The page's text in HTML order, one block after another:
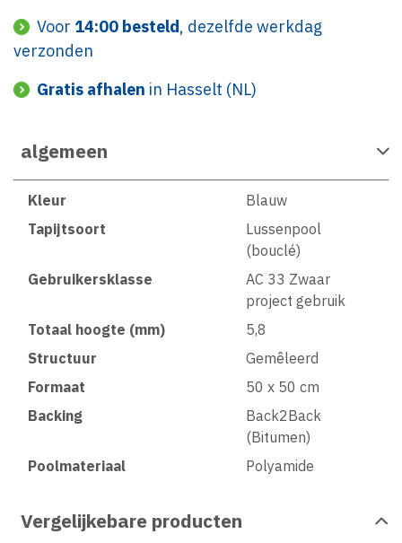
Voor 14:00 besteld, dezelfde werkdag
verzonden
Gratis afhalen in Hasselt (NL)
algemeen
Kleur
Blauw
Tapijtsoort
Lussenpool
(bouclé)
Gebruikersklasse
AC 33 Zwaar
project gebruik
Totaal hoogte (mm)
5,8
Structuur
Gemêleerd
Formaat
50 x 50 cm
Backing
Back2Back
(Bitumen)
Poolmateriaal
Polyamide
Vergelijkebare producten